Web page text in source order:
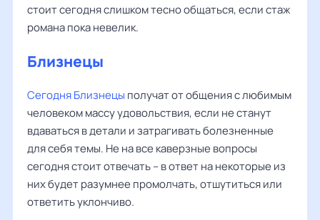
стоит сегодня слишком тесно общаться, если стаж
романа пока невелик.
Близнецы
Сегодня Близнецы получат от общения с любимым
человеком массу удовольствия, если не станут
вдаваться в детали и затрагивать болезненные
для себя темы. Не на все каверзные вопросы
сегодня стоит отвечать – в ответ на некоторые из
них будет разумнее промолчать, отшутиться или
ответить уклончиво.